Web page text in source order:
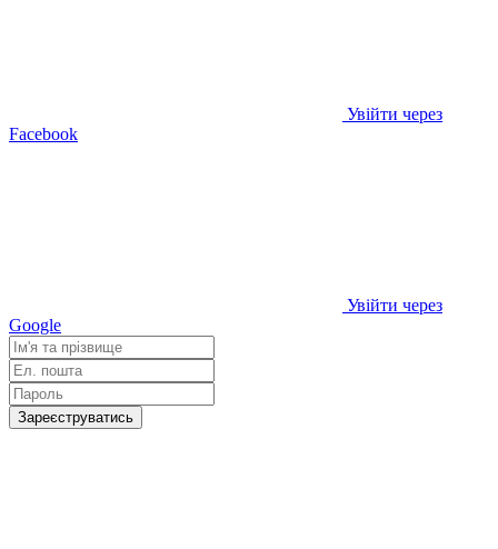
Увійти через
Facebook
Увійти через
Google
Зареєструватись